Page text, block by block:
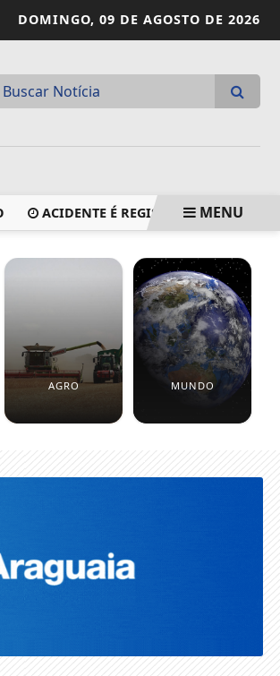
DOMINGO, 09 DE AGOSTO DE 2026
ACIDENTE É REGISTRADO NA AVENIDA
MENU
AGRO MUNDO